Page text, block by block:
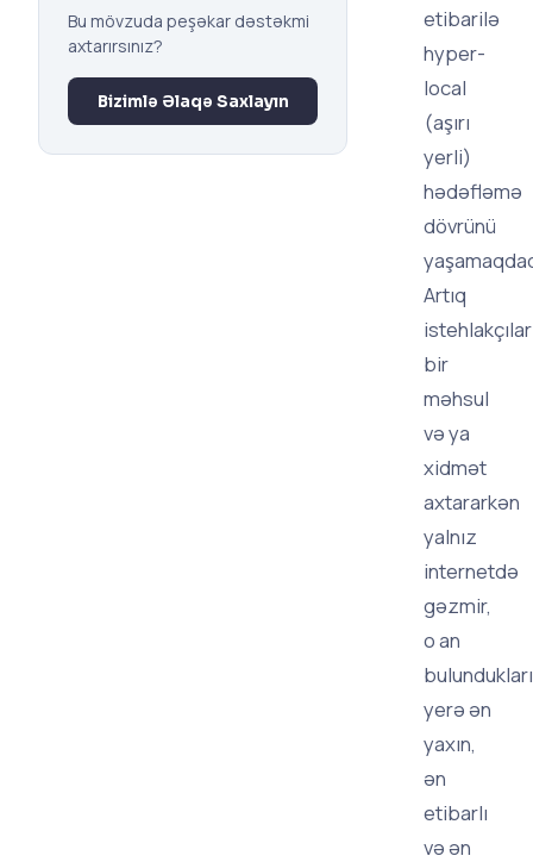
Bu mövzuda peşəkar dəstəkmi
axtarırsınız?
Bizimlə Əlaqə Saxlayın
etibarilə
hyper-
local
(aşırı
yerli)
hədəfləmə
dövrünü
Artıq
istehlakçılar
bir
məhsul
və ya
xidmət
axtararkən
yalnız
internetdə
gəzmir,
o an
bulundukları
yerə ən
yaxın,
ən
etibarlı
və ən